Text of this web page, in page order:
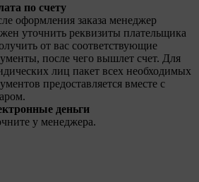
по счету
оформления заказа менеджер
уточнить реквизиты плательщика
от вас соответствующие
после чего вышлет счет. Для
лиц пакет всех необходимых
предоставляется вместе с
деньги
у менеджера.